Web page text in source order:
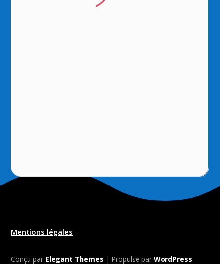
Mentions légales
Conçu par Elegant Themes | Propulsé parWordPress